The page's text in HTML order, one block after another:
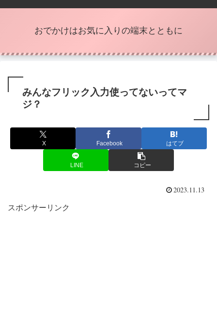
おでかけはお気に入りの端末とともに
みんなフリック入力使ってないってマ
ジ？
X Facebook はてブ
LINE コピー
2023.11.13
スポンサーリンク